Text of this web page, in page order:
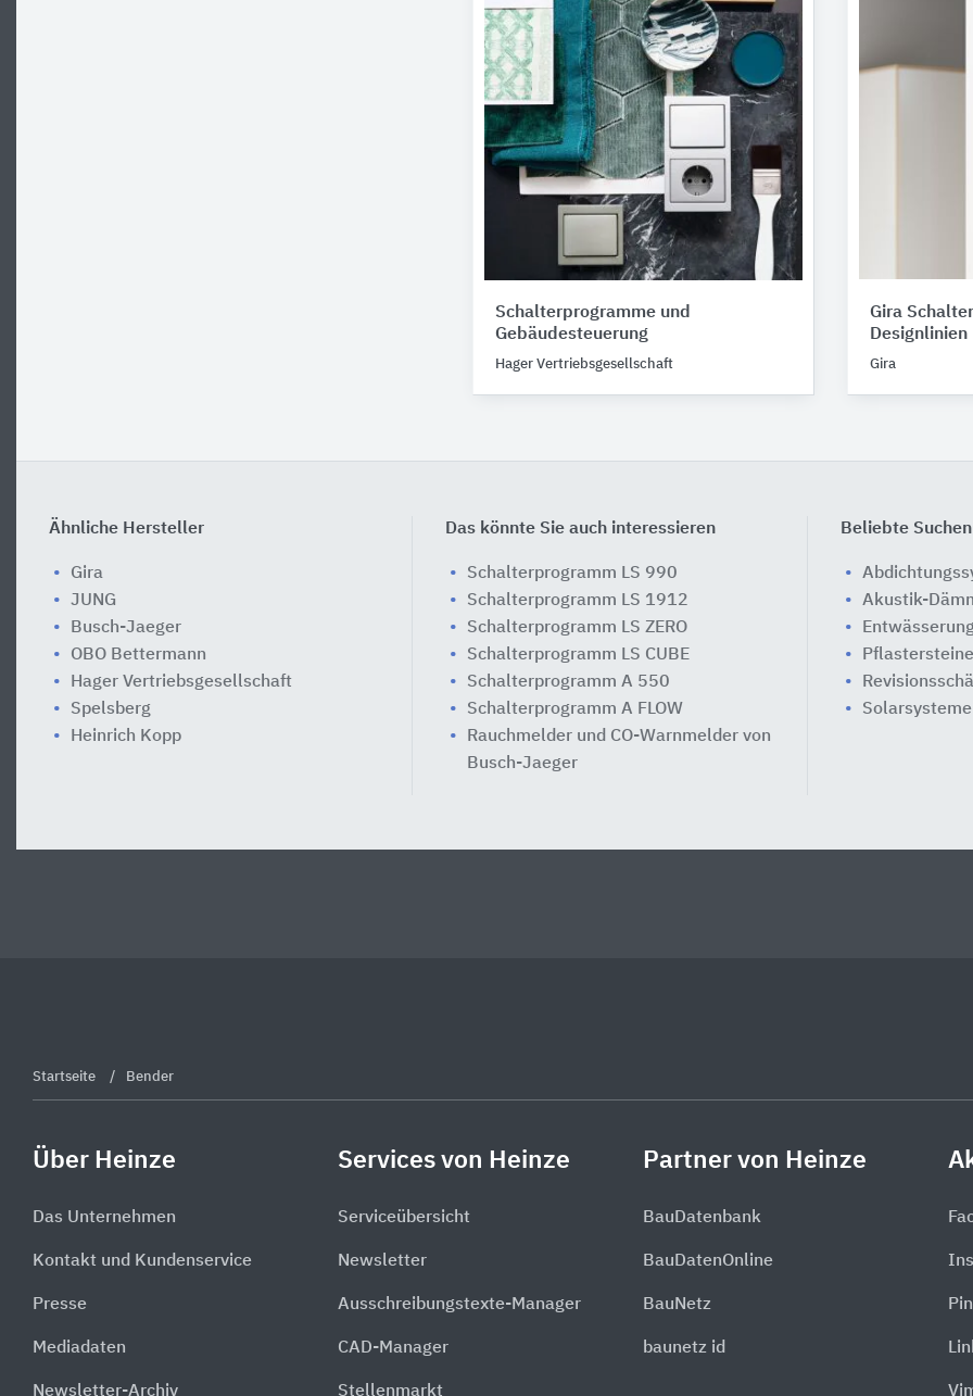
Schalterprogramme und
Gebäudesteuerung
Hager Vertriebsgesellschaft
Gira
Designlinien
Gira
Ähnliche Hersteller
Gira
JUNG
Busch-Jaeger
OBO Bettermann
Hager Vertriebsgesellschaft
Spelsberg
Heinrich Kopp
Das könnte Sie auch interessieren
Schalterprogramm LS 990
Schalterprogramm LS 1912
Schalterprogramm LS ZERO
Schalterprogramm LS CUBE
Schalterprogramm A 550
Schalterprogramm A FLOW
Rauchmelder und CO-Warnmelder von
Busch-Jaeger
Beliebte Suchen
Akustik-
Solarsysteme
Startseite Bender
Über Heinze
Das Unternehmen
Kontakt und Kundenservice
Presse
Mediadaten
Newsletter-Archiv
Services von Heinze
Serviceübersicht
Newsletter
Ausschreibungstexte-Manager
CAD-Manager
Stellenmarkt
Partner von Heinze
BauDatenbank
BauDatenOnline
BauNetz
baunetz id